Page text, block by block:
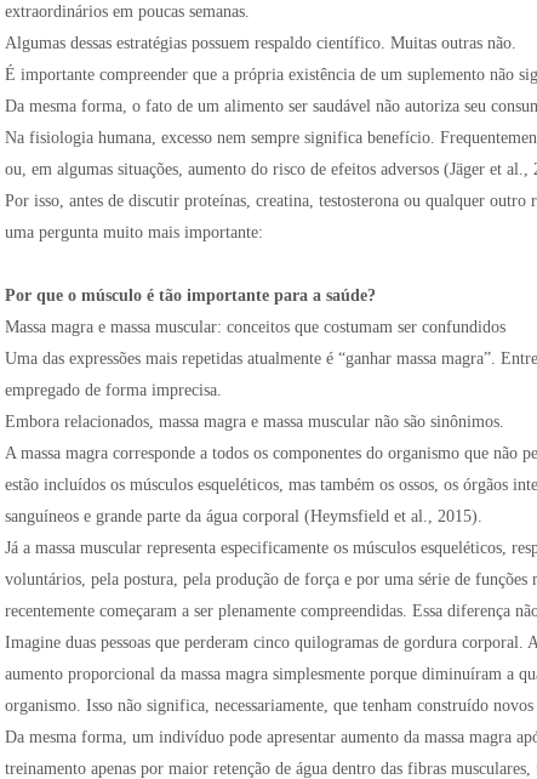
extraordinários em poucas semanas.
Algumas dessas estratégias possuem respaldo científico. Muitas outras não.
É importante compreender que a própria existência de um suplemento não
Da mesma forma, o fato de um alimento ser saudável não autoriza seu
Na fisiologia humana, excesso nem sempre significa benefício.
ou, em algumas situações, aumento do risco de efeitos adversos (Jäger et al.,
Por isso, antes de discutir proteínas, creatina, testosterona ou qualquer outro
uma pergunta muito mais importante:
Por que o músculo é tão importante para a saúde?
Massa magra e massa muscular: conceitos que costumam ser confundidos
Uma das expressões mais repetidas atualmente é “ganhar massa magra”.
empregado de forma imprecisa.
Embora relacionados, massa magra e massa muscular não são sinônimos.
A massa magra corresponde a todos os componentes do organismo que não
estão incluídos os músculos esqueléticos, mas também os ossos, os órgãos
sanguíneos e grande parte da água corporal (Heymsfield et al., 2015).
Já a massa muscular representa especificamente os músculos esqueléticos,
voluntários, pela postura, pela produção de força e por uma série de funções
recentemente começaram a ser plenamente compreendidas. Essa diferença
Imagine duas pessoas que perderam cinco quilogramas de gordura corporal.
aumento proporcional da massa magra simplesmente porque diminuíram a
organismo. Isso não significa, necessariamente, que tenham construído novos
Da mesma forma, um indivíduo pode apresentar aumento da massa magra
treinamento apenas por maior retenção de água dentro das fibras